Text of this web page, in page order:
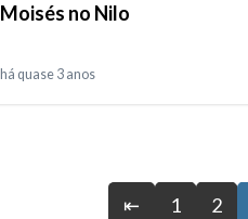
Moisés no Nilo
há quase 3 anos
⇤ 1 2